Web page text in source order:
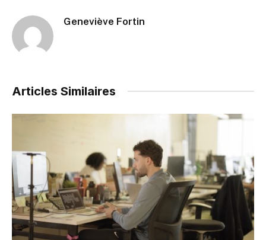
Geneviève Fortin
Articles Similaires